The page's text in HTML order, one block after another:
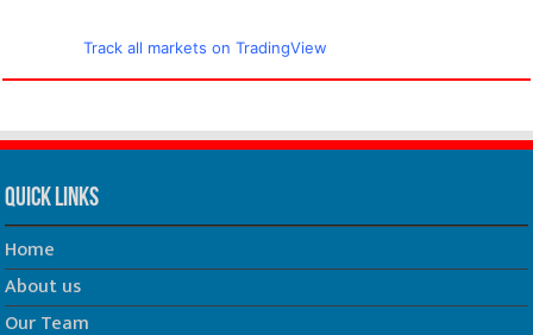
Track all markets on TradingView
Quick Links
Home
About us
Our Team